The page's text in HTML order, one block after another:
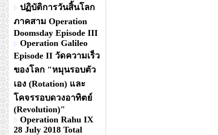
ปฏิบัติการวันสิ้นโลก
ภาคสาม Operation
Doomsday Episode III
Operation Galileo
Episode II วัดความเร็ว
ของโลก "หมุนรอบตัว
เอง (Rotation) และ
โคจรรอบดวงอาทิตย์
(Revolution)"
Operation Rahu IX
28 July 2018 Total